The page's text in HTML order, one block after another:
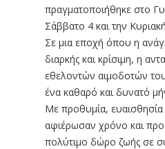
πραγματοποιήθηκε στο
Σάββατο 4 και την
Σε μια εποχή όπου η
διαρκής και κρίσιμη, η
εθελοντών αιμοδοτών
ένα καθαρό και δυνατό
Με προθυμία,
αφιέρωσαν χρόνο και
πολύτιμο δώρο ζωής σε